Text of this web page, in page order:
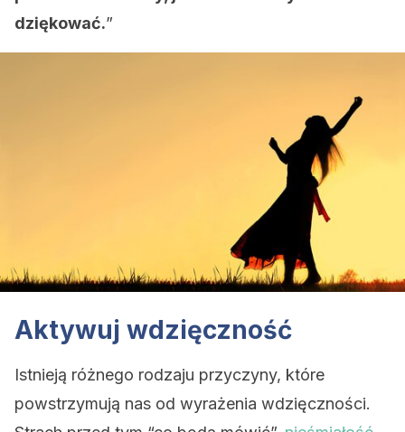
dziękować.”
Aktywuj wdzięczność
Istnieją różnego rodzaju przyczyny, które
powstrzymują nas od wyrażenia wdzięczności.